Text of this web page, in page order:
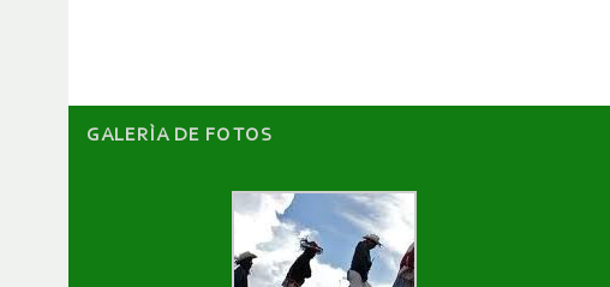
GALERÌA DE FOTOS